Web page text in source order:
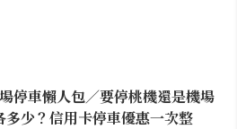
停車懶人包／要停桃機還是機場
多少？信用卡停車優惠一次整